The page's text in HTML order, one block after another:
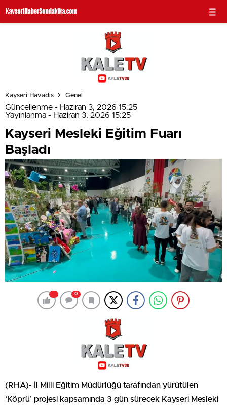
Kayseri Havadis Genel
Güncellenme - Haziran 3, 2026 15:25
Yayınlanma - Haziran 3, 2026 15:25
Kayseri Mesleki Eğitim Fuarı
Başladı
0
(RHA)- İl Milli Eğitim Müdürlüğü tarafından yürütülen
‘Köprü’ projesi kapsamında 3 gün sürecek Kayseri Mesleki